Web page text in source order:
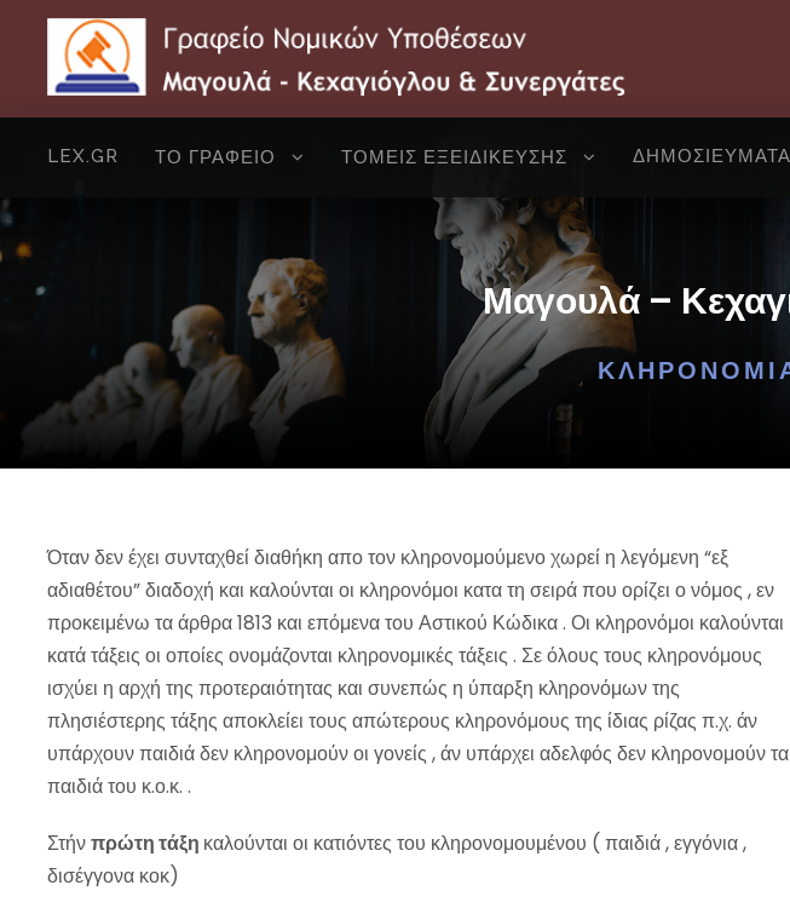
LEX.GR ΤΟ ΓΡΑΦΕΙΟ ΤΟΜΕΙΣ ΕΞΕΙΔΙΚΕΥΣΗΣ ΔΗΜΟΣΙΕΥΜΑΤΑ
Μαγουλά –
Όταν δεν έχει συνταχθεί διαθήκη απο τον κληρονομούμενοχωρεί η λεγόμενη “εξ
αδιαθέτου” διαδοχή και καλούνται οι κληρονόμοι κατα τη σειρά που ορίζει ο νόμος , εν
προκειμένω τα άρθρα 1813 και επόμενα του Αστικού Κώδικα . Οι κληρονόμοι καλούνται
κατά τάξεις οι οποίες ονομάζονται κληρονομικές τάξεις . Σε όλους τους κληρονόμους
ισχύει η αρχή της προτεραιότητας και συνεπώς η ύπαρξη κληρονόμων της
πλησιέστερης τάξης αποκλείει τους απώτερους κληρονόμους της ίδιας ρίζας π.χ. άν
υπάρχουν παιδιά δεν κληρονομούν οι γονείς , άν υπάρχει αδελφός δεν κληρονομούν τα
παιδιά του κ.ο.κ. .
Στήνπρώτη τάξη καλούνται οι κατιόντες του κληρονομουμένου ( παιδιά , εγγόνια ,
δισέγγονα κοκ)